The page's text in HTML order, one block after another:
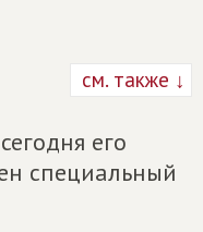
см. также ↓
его
специальный